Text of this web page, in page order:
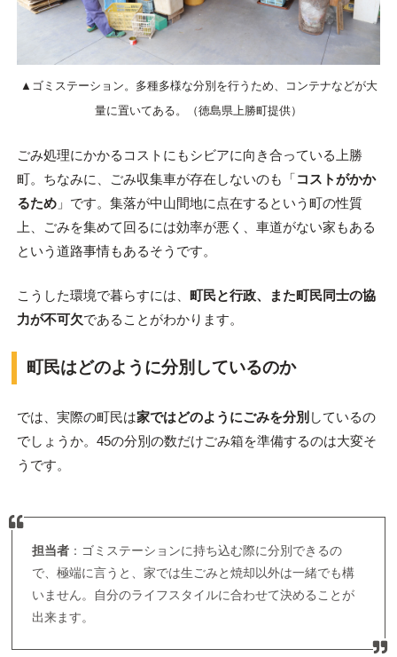
▲ゴミステーション。多種多様な分別を行うため、コンテナなどが大
量に置いてある。（徳島県上勝町提供）
ごみ処理にかかるコストにもシビアに向き合っている上勝
町。ちなみに、ごみ収集車が存在しないのも「コストがかか
るため」です。集落が中山間地に点在するという町の性質
上、ごみを集めて回るには効率が悪く、車道がない家もある
という道路事情もあるそうです。
こうした環境で暮らすには、 町民と行政、また町民同士の協
力が不可欠であることがわかります。
町民はどのように分別しているのか
では、実際の町民は家ではどのようにごみを分別 しているの
でしょうか。45の分別の数だけごみ箱を準備するのは大変そ
うです。
担当者 ：ゴミステーションに持ち込む際に分別できるの
で、極端に言うと、家では生ごみと焼却以外は一緒でも構
いません。自分のライフスタイルに合わせて決めることが
出来ます。